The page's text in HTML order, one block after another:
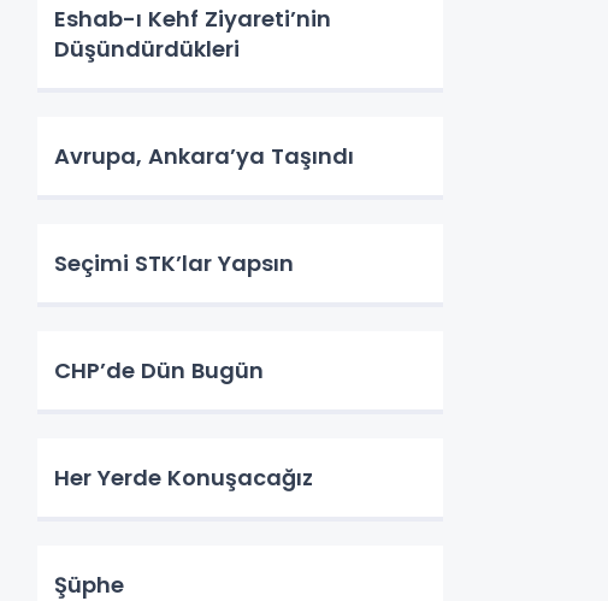
Eshab-ı Kehf Ziyareti’nin
Düşündürdükleri
Avrupa, Ankara’ya Taşındı
Seçimi STK’lar Yapsın
CHP’de Dün Bugün
Her Yerde Konuşacağız
Şüphe